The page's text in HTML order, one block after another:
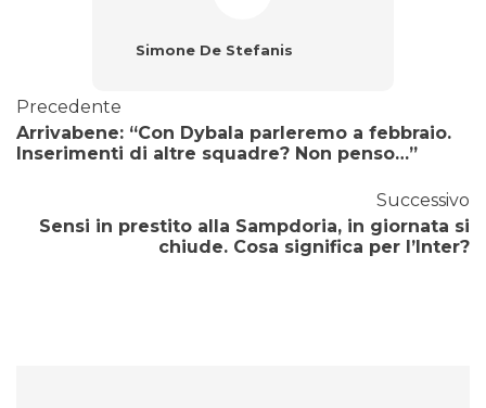
Simone De Stefanis
Precedente
Arrivabene: “Con Dybala parleremo a febbraio.
Inserimenti di altre squadre? Non penso…”
Successivo
Sensi in prestito alla Sampdoria, in giornata si
chiude. Cosa significa per l’Inter?